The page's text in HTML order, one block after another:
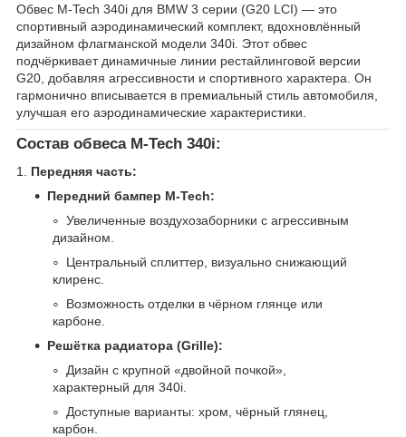
Обвес M-Tech 340i для BMW 3 серии (G20 LCI) — это
спортивный аэродинамический комплект, вдохновлённый
дизайном флагманской модели 340i. Этот обвес
подчёркивает динамичные линии рестайлинговой версии
G20, добавляя агрессивности и спортивного характера. Он
гармонично вписывается в премиальный стиль автомобиля,
улучшая его аэродинамические характеристики.
Состав обвеса M-Tech 340i:
1. Передняя часть:
Передний бампер M-Tech:
Увеличенные воздухозаборники с агрессивным
дизайном.
Центральный сплиттер, визуально снижающий
клиренс.
Возможность отделки в чёрном глянце или
карбоне.
Решётка радиатора (Grille):
Дизайн с крупной «двойной почкой»,
характерный для 340i.
Доступные варианты: хром, чёрный глянец,
карбон.